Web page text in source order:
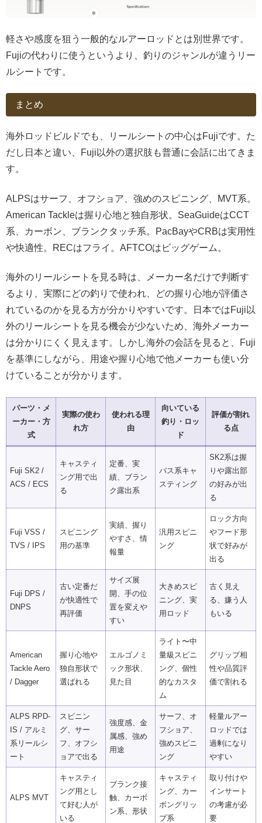
軽さや感度を狙う一般的なルアーロッドとは別世界です。
Fujiの代わりに使うというより、釣りのジャンルが違うリー
ルシートです。
まとめ
海外ロッドビルドでも、リールシートの中心はFujiです。た
だし日本と違い、Fuji以外の選択肢も普通に会話に出てきま
す。
ALPSはサーフ、オフショア、強めのスピニング、MVT系。
American Tackleは握り心地と独自形状。SeaGuideはCCT
系、カーボン、ブランクタッチ系。PacBayやCRBは実用性
や快適性。RECはフライ。AFTCOはビッグゲーム。
海外のリールシートを見る時は、メーカー名だけで判断す
るより、実際にどの釣りで使われ、どの握り心地が評価さ
れているのかを見る方が分かりやすいです。日本ではFuji以
外のリールシートを見る機会が少ないため、海外メーカー
は分かりにくく見えます。しかし海外の会話を見ると、Fuji
を基準にしながら、用途や握り心地で他メーカーも使い分
けていることが分かります。
パーツ・メ
ーカー・方
式
実際の使わ
れ方
使われる理
由
向いている
釣り・ロッ
ド
評価が割れ
る点
Fuji SK2 /
ACS / ECS
キャスティ
ング用で出
る
定番、実
績、ブラン
ク露出系
バス系キャ
スティング
SK2系は握
りや露出部
の好みが出
る
Fuji VSS /
TVS / IPS
スピニング
用の基準
実績、握り
やすさ、情
報量
汎用スピニ
ング
ロック方向
やフード形
状で好みが
出る
Fuji DPS /
DNPS
古い定番だ
が快適性で
再評価
サイズ展
開、手の位
置を変えや
すい
大きめスピ
ニング、実
用ロッド
古く見え
る、嫌う人
もいる
American
Tackle Aero
/ Dagger
握り心地や
独自形状で
選ばれる
エルゴノミ
ック形状、
見た目
ライト〜中
量級スピニ
ング、個性
的なカスタ
ム
グリップ相
性や品質評
価で割れる
ALPS RPD-
IS / アルミ
系リールシ
ート
スピニン
グ、サー
フ、オフシ
ョアで出る
強度感、金
属感、強め
用途
サーフ、オ
フショア、
強めスピニ
ング
軽量ルアー
ロッドでは
過剰になり
やすい
ALPS MVT
キャスティ
ング用とし
て好む人が
いる
ブランク接
触、カーボ
ン系、形状
キャスティ
ング、カー
ボングリッ
プ系
取り付けや
インサート
の考慮が必
要